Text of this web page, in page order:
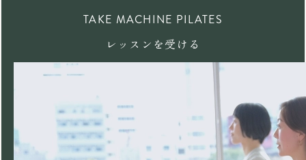
TAKE MACHINE PILATES
レッスンを受ける